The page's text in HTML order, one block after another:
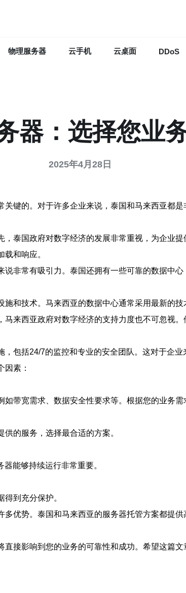
物理服务器 云手机 云桌面 DDoS
器：选择您业
2025年4月28日
键的。对于许多企业来说，泰国和马来西亚都
泰国政府对数字经济的发展非常重视，为企业
和响应。
非常有吸引力。泰国还拥有一些可靠的数据中
和技术。马来西亚的数据中心通常采用最新的技
来西亚政府对数字经济的支持力度也不可忽视
包括24/7的监控和专业的安全团队。这对于企
因素：
带宽需求、数据安全性要求等。根据您的业务需
的服务，选择最合适的方案。
能够持续运行非常重要。
到充分保护。
优势。泰国和马来西亚的服务器托管方案都提
接影响到您的业务的可靠性和成功。希望这篇文